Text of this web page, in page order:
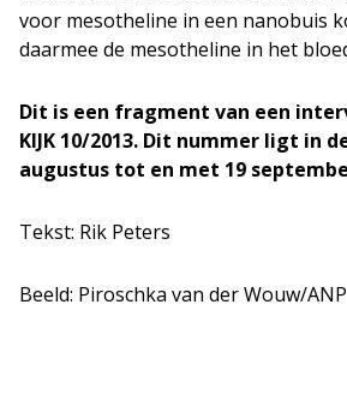
voor mesotheline in een nanobuis
daarmee de mesotheline in het
Dit is een fragment van een
KIJK 10/2013. Dit nummer ligt in
augustus tot en met 19
Tekst: Rik Peters
Beeld: Piroschka van der Wouw/ANP